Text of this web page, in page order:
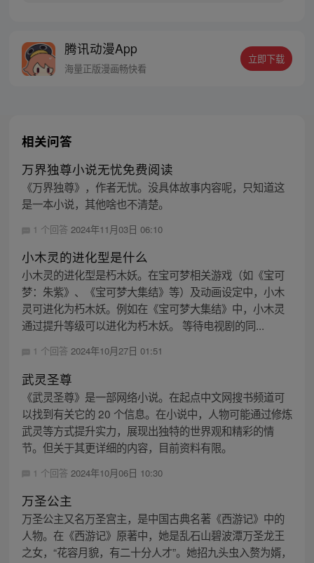
只翱翔九天的真龙。 每周三、六更新
腾讯动漫App
海量正版漫画畅快看
立即下载
相关问答
万界独尊小说无忧免费阅读
《万界独尊》，作者无忧。没具体故事内容呢，只知道这
是一本小说，其他啥也不清楚。
1 个回答 2024年11月03日 06:10
小木灵的进化型是什么
小木灵的进化型是朽木妖。在宝可梦相关游戏（如《宝可
梦：朱紫》、《宝可梦大集结》等）及动画设定中，小木
灵可进化为朽木妖。例如在《宝可梦大集结》中，小木灵
通过提升等级可以进化为朽木妖。 等待电视剧的同...
1 个回答 2024年10月27日 01:51
武灵圣尊
《武灵圣尊》是一部网络小说。在起点中文网搜书频道可
以找到有关它的 20 个信息。在小说中，人物可能通过修炼
武灵等方式提升实力，展现出独特的世界观和精彩的情
节。但关于其更详细的内容，目前资料有限。
1 个回答 2024年10月06日 10:30
万圣公主
万圣公主又名万圣宫主，是中国古典名著《西游记》中的
人物。在《西游记》原著中，她是乱石山碧波潭万圣龙王
之女，“花容月貌，有二十分人才”。她招九头虫入赘为婿，